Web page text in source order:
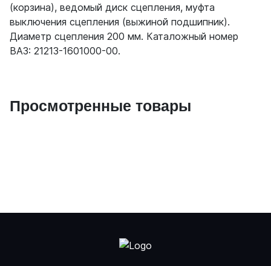
(корзина), ведомый диск сцепления, муфта
выключения сцепления (выжиной подшипник).
Диаметр сцепления 200 мм. Каталожный номер
ВАЗ: 21213-1601000-00.
Просмотренные товары